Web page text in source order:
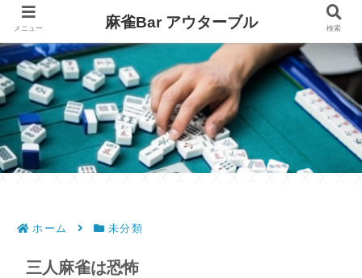
ホーム 未分類
三人麻雀は恐怖
メニュー 麻雀Bar アウターブル 検索